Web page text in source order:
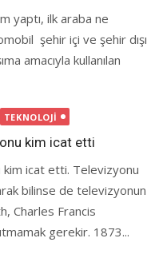
yaptı, ilk araba ne
şehir içi ve şehir dışı
amacıyla kullanılan
TEKNOLOJI
kim icat etti
kim icat etti. Televizyonu
bilinse de televizyonun
Charles Francis
gerekir. 1873...